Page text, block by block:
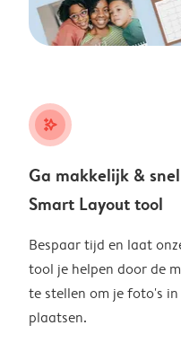
stars_plus
Ga makkelijk &
Smart Layout tool
Bespaar tijd en laat
tool je helpen door de
te stellen om je foto's
plaatsen.